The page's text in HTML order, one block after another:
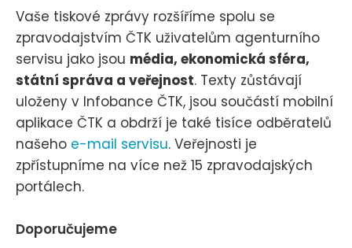
Vaše tiskové zprávy rozšíříme spolu se
zpravodajstvím ČTK uživatelům agenturního
servisu jako jsou média, ekonomická sféra,
státní správa a veřejnost. Texty zůstávají
uloženy v Infobance ČTK, jsou součástí mobilní
aplikace ČTK a obdrží je také tisíce odběratelů
našeho e-mail servisu. Veřejnosti je
zpřístupníme na více než 15 zpravodajských
portálech.
Doporučujeme